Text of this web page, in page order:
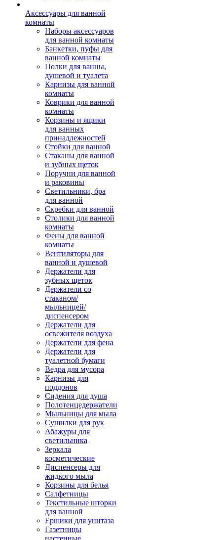
Аксессуары для ванной
комнаты
Наборы аксессуаров
для ванной комнаты
Банкетки, пуфы для
ванной комнаты
Полки для ванны,
душевой и туалета
Карнизы для ванной
комнаты
Коврики для ванной
комнаты
Корзины и ящики
для ванных
принадлежностей
Стойки для ванной
Стаканы для ванной
и зубных щеток
Поручни для ванной
и раковины
Светильники, бра
для ванной
Скребки для ванной
Столики для ванной
комнаты
Фены для ванной
комнаты
Вентиляторы для
ванной и душевой
Держатели для
зубных щеток
Держатели со
стаканом/
мыльницей/
диспенсером
Держатели для
освежителя воздуха
Держатели для фена
Держатели для
туалетной бумаги
Ведра для мусора
Карнизы для
поддонов
Сидения для душа
Полотенцедержатели
Мыльницы для мыла
Сушилки для рук
Абажуры для
светильника
Зеркала
косметические
Диспенсеры для
жидкого мыла
Корзины для белья
Салфетницы
Текстильные шторки
для ванной
Ершики для унитаза
Газетницы
настенные